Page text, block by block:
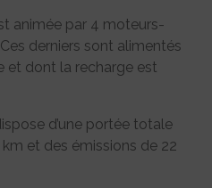
animée par 4 moteurs-
derniers sont alimentés
et dont la recharge est
d’une portée totale
et des émissions de 22